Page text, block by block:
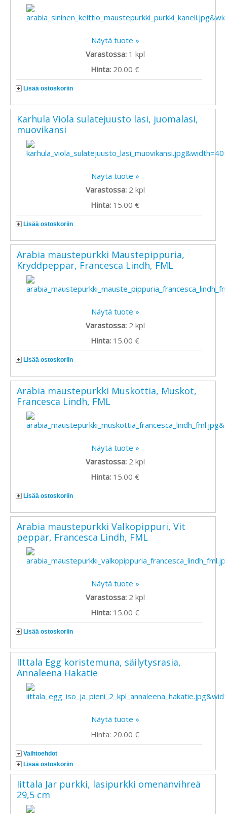
Näytä tuote »
Varastossa: 1 kpl
Hinta: 20.00 €
Lisää ostoskoriin
Karhula Viola sulatejuusto lasi, juomalasi,
muovikansi
Näytä tuote »
Varastossa: 2 kpl
Hinta: 15.00 €
Lisää ostoskoriin
Arabia maustepurkki Maustepippuria,
Kryddpeppar, Francesca Lindh, FML
Näytä tuote »
Varastossa: 2 kpl
Hinta: 15.00 €
Lisää ostoskoriin
Arabia maustepurkki Muskottia, Muskot,
Francesca Lindh, FML
Näytä tuote »
Varastossa: 2 kpl
Hinta: 15.00 €
Lisää ostoskoriin
Arabia maustepurkki Valkopippuri, Vit
peppar, Francesca Lindh, FML
Näytä tuote »
Varastossa: 2 kpl
Hinta: 15.00 €
Lisää ostoskoriin
IIttala Egg koristemuna, säilytysrasia,
Annaleena Hakatie
Näytä tuote »
Hinta: 20.00 €
Vaihtoehdot
Lisää ostoskoriin
Iittala Jar purkki, lasipurkki omenanvihreä
29,5 cm